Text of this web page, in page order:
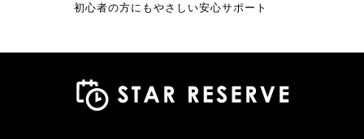
初心者の方にもやさしい安心サポート